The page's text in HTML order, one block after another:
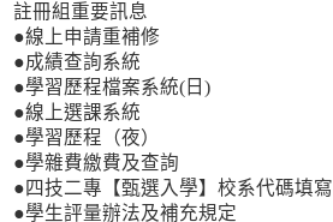
註冊組重要訊息
●線上申請重補修
●成績查詢系統
●學習歷程檔案系統(日)
●線上選課系統
●學習歷程（夜）
●學雜費繳費及查詢
●四技二專【甄選入學】校系代碼填寫
●學生評量辦法及補充規定